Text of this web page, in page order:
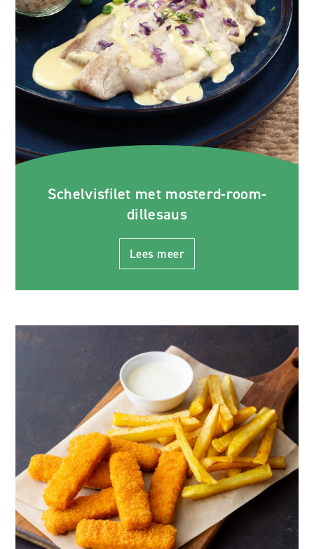
Schelvisfilet met mosterd-room-
dillesaus
Lees meer